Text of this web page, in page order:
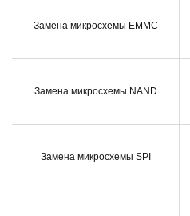
Замена микросхемы EMMC
Замена микросхемы NAND
Замена микросхемы SPI